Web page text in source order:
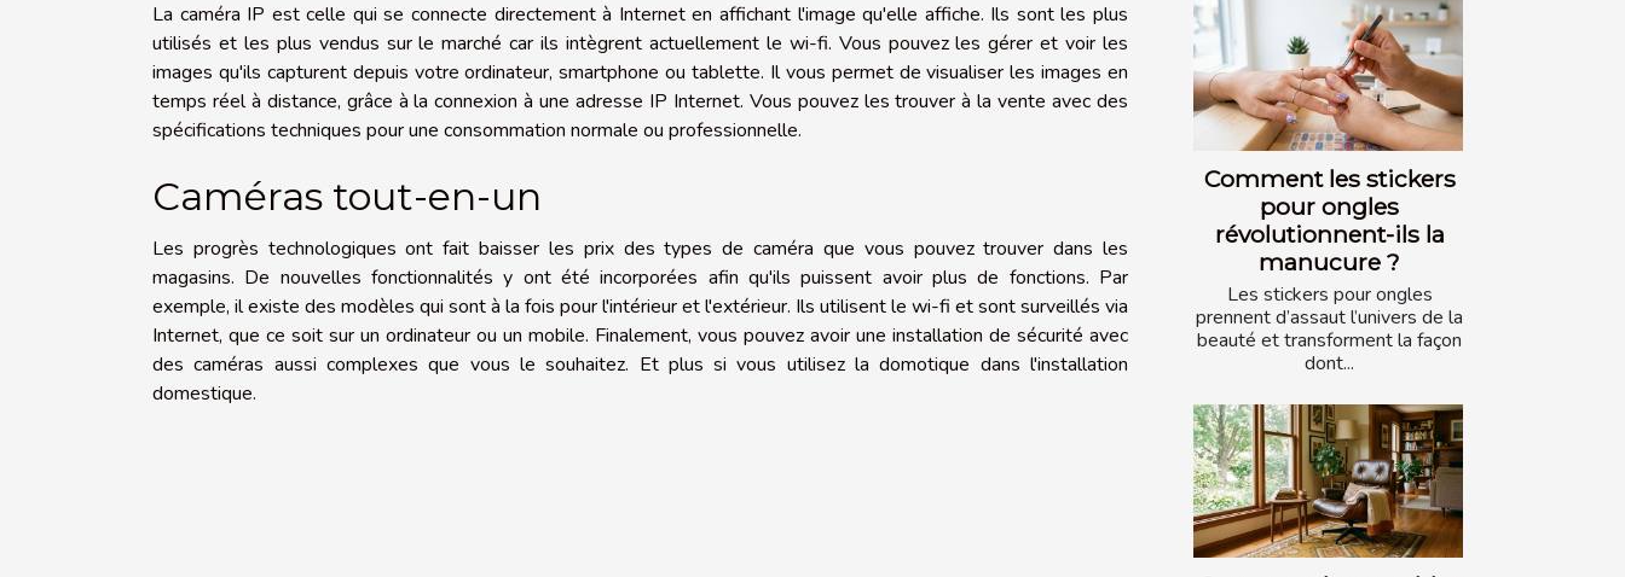
La caméra IP est celle qui se connecte directement à Internet en affichant l'image qu'elle affiche. Ils sont les plus
utilisés et les plus vendus sur le marché car ils intègrent actuellement le wi-fi. Vous pouvez les gérer et voir les
images qu'ils capturent depuis votre ordinateur, smartphone ou tablette. Il vous permet de visualiser les images en
temps réel à distance, grâce à la connexion à une adresse IP Internet. Vous pouvez les trouver à la vente avec des
spécifications techniques pour une consommation normale ou professionnelle.
Caméras tout-en-un
Les progrès technologiques ont fait baisser les prix des types de caméra que vous pouvez trouver dans les
magasins. De nouvelles fonctionnalités y ont été incorporées afin qu'ils puissent avoir plus de fonctions. Par
exemple, il existe des modèles qui sont à la fois pour l'intérieur et l'extérieur. Ils utilisent le wi-fi et sont surveillés via
Internet, que ce soit sur un ordinateur ou un mobile. Finalement, vous pouvez avoir une installation de sécurité avec
des caméras aussi complexes que vous le souhaitez. Et plus si vous utilisez la domotique dans l'installation
domestique.
Comment les stickers
pour ongles
révolutionnent-ils la
manucure ?
Les stickers pour ongles
prennent d’assaut l’univers de la
beauté et transforment la façon
dont...